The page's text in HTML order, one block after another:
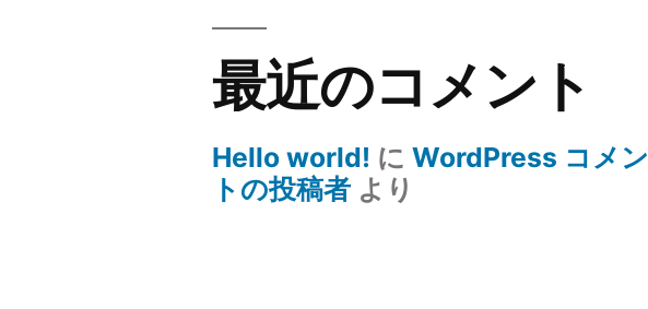
最近のコメント
Hello world! にWordPress コメン
トの投稿者 より